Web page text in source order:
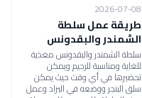
2026-07-08
طريقة عمل سلطة
الشمندر والبقدونس
سلطة الشمندر والبقدونس مغذية
للغاية ومناسبة للرجيم ويمكن
تحضيرها في أي وقت حيث يمكن
سلق البنجر ووضعه في البراد وعمل